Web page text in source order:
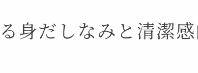
都度払いとコース契
柔軟な支払い方法で脱
身だしなみと清潔